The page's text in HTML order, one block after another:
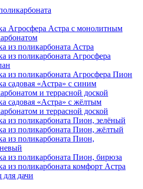
Агросфера Астра с монолитным
из поликарбоната Астра
из поликарбоната Агросфера
из поликарбоната Агросфера Пион
садовая «Астра» с синим
и террасной доской
садовая «Астра» с жёлтым
и террасной доской
из поликарбоната Пион, зелёный
из поликарбоната Пион, жёлтый
из поликарбоната Пион,
из поликарбоната Пион, бирюза
из поликарбоната комфорт Астра
дачи